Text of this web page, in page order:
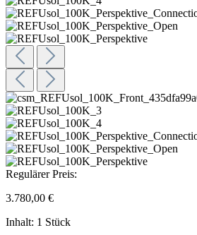
Regulärer Preis:
3.780,00 €
Inhalt: 1 Stück